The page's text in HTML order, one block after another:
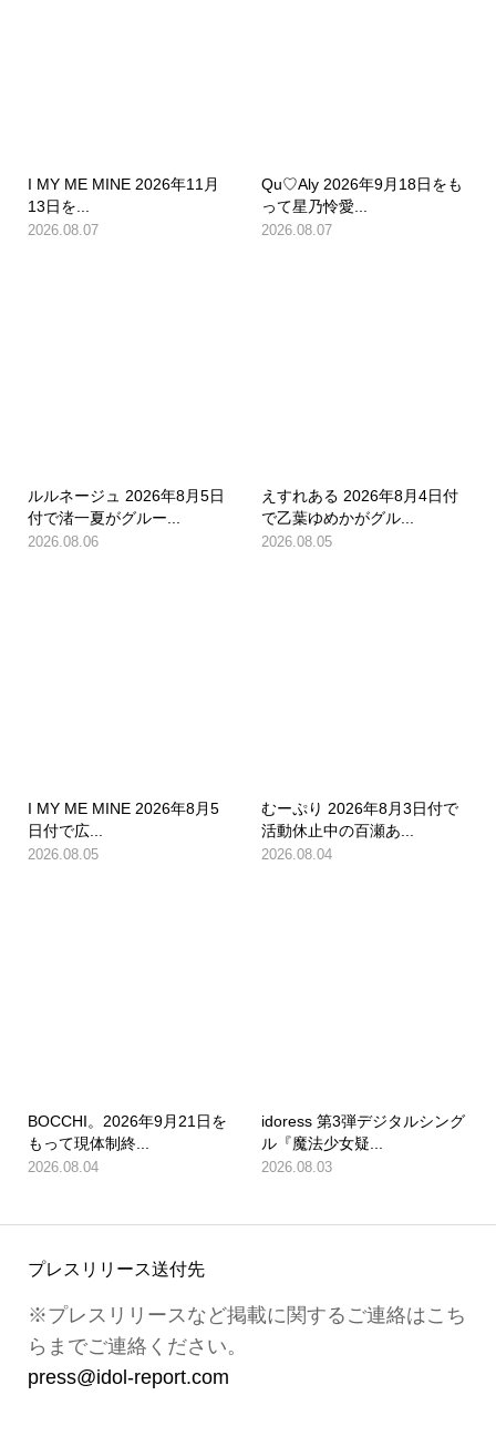
I MY ME MINE 2026年11月
13日を...
2026.08.07
Qu♡Aly 2026年9月18日をも
って星乃怜愛...
2026.08.07
ルルネージュ 2026年8月5日
付で渚一夏がグルー...
2026.08.06
えすれある 2026年8月4日付
で乙葉ゆめかがグル...
2026.08.05
I MY ME MINE 2026年8月5
日付で広...
2026.08.05
むーぷり 2026年8月3日付で
活動休止中の百瀬あ...
2026.08.04
BOCCHI。2026年9月21日を
もって現体制終...
2026.08.04
idoress 第3弾デジタルシング
ル『魔法少女疑...
2026.08.03
プレスリリース送付先
※プレスリリースなど掲載に関するご連絡はこち
らまでご連絡ください。
press@idol-report.com